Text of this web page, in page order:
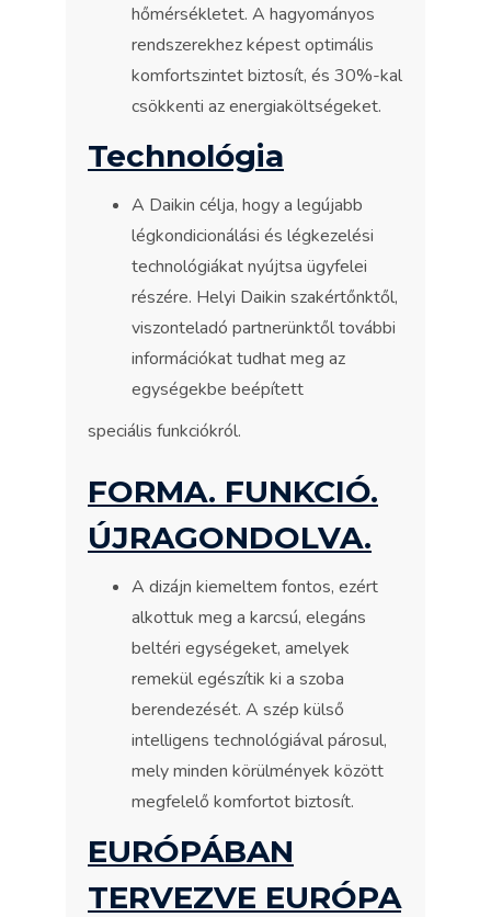
hőmérsékletet. A hagyományos
rendszerekhez képest optimális
komfortszintet biztosít, és 30%-kal
csökkenti az energiaköltségeket.
Technológia
A Daikin célja, hogy a legújabb
légkondicionálási és légkezelési
technológiákat nyújtsa ügyfelei
részére. Helyi Daikin szakértőnktől,
viszonteladó partnerünktől további
információkat tudhat meg az
egységekbe beépített
speciális funkciókról.
FORMA. FUNKCIÓ.
ÚJRAGONDOLVA.
A dizájn kiemeltem fontos, ezért
alkottuk meg a karcsú, elegáns
beltéri egységeket, amelyek
remekül egészítik ki a szoba
berendezését. A szép külső
intelligens technológiával párosul,
mely minden körülmények között
megfelelő komfortot biztosít.
EURÓPÁBAN
TERVEZVE EURÓPA